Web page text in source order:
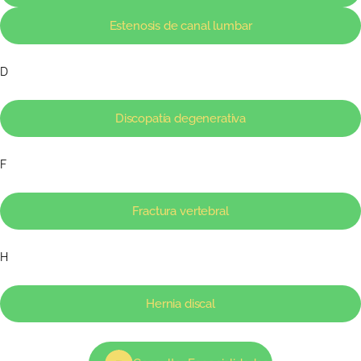
Estenosis de canal lumbar
D
Discopatía degenerativa
F
Fractura vertebral
H
Hernia discal